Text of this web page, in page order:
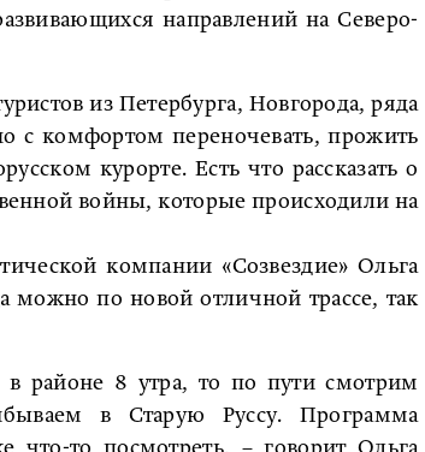
направлений на Северо-
из Петербурга, Новгорода, ряда
с комфортом переночевать, прожить
курорте. Есть что рассказать о
войны, которые происходили на
компании «Созвездие» Ольга
можно по новой отличной трассе, так
районе 8 утра, то по пути смотрим
в Старую Руссу. Программа